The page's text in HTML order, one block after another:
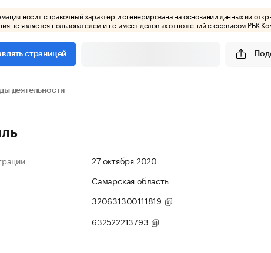
носит справочный характер и сгенерирована на основании данных из
не является пользователем и не имеет деловых отношений с сервисом РБК
страницей
деятельности
27 октября 2020
Самарская область
320631300111819
632522213793